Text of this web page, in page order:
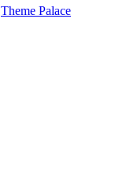
Theme Palace